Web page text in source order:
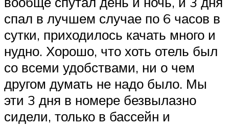
спал в лучшем случае по 6 часов в
сутки, приходилось качать много и
нудно. Хорошо, что хоть отель был
со всеми удобствами, ни о чем
другом думать не надо было. Мы
эти 3 дня в номере безвылазно
сидели, только в бассейн и